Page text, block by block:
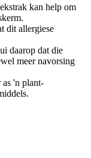
kan help om
dit allergiese
daarop dat die
meer navorsing
as 'n plant-